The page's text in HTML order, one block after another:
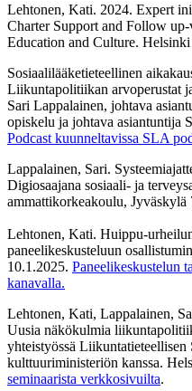
Lehtonen, Kati. 2024. Expert
Charter Support and Follow
Education and Culture.
Sosiaalilääketieteellinen
Liikuntapolitiikan arvoperustat
Sari Lappalainen, johtava
opiskelu ja johtava asiantuntija
Podcast kuunneltavissa SLA
Lappalainen, Sari.
Digiosaajana sosiaali- ja
ammattikorkeakoulu, Jyväskylä
Lehtonen, Kati. Huippu-
paneelikeskusteluun
10.1.2025. Paneelikeskustelun
kanavalla.
Lehtonen, Kati, Lappalainen,
Uusia näkökulmia
yhteistyössä Liikuntatieteellisen
kulttuuriministeriön kanssa.
seminaarista verkkosivuilta.